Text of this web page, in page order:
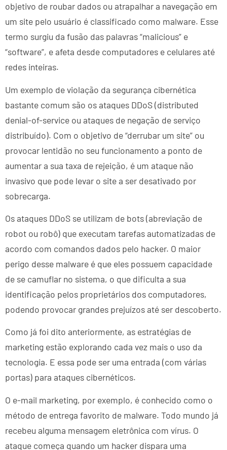
objetivo de roubar dados ou atrapalhar a navegação em
um site pelo usuário é classificado como malware. Esse
termo surgiu da fusão das palavras “malicious” e
“software”, e afeta desde computadores e celulares até
redes inteiras.
Um exemplo de violação da segurança cibernética
bastante comum são os ataques DDoS (distributed
denial-of-service ou ataques de negação de serviço
distribuído). Com o objetivo de “derrubar um site” ou
provocar lentidão no seu funcionamento a ponto de
aumentar a sua taxa de rejeição, é um ataque não
invasivo que pode levar o site a ser desativado por
sobrecarga.
Os ataques DDoS se utilizam de bots (abreviação de
robot ou robô) que executam tarefas automatizadas de
acordo com comandos dados pelo hacker. O maior
perigo desse malware é que eles possuem capacidade
de se camuflar no sistema, o que dificulta a sua
identificação pelos proprietários dos computadores,
podendo provocar grandes prejuízos até ser descoberto.
Como já foi dito anteriormente, as estratégias de
marketing estão explorando cada vez mais o uso da
tecnologia. E essa pode ser uma entrada (com várias
portas) para ataques cibernéticos.
O e-mail marketing, por exemplo, é conhecido como o
método de entrega favorito de malware. Todo mundo já
recebeu alguma mensagem eletrônica com vírus. O
ataque começa quando um hacker dispara uma